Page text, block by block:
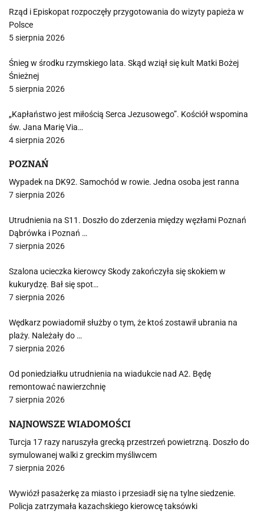
Rząd i Episkopat rozpoczęły przygotowania do wizyty papieża w
Polsce
5 sierpnia 2026
Śnieg w środku rzymskiego lata. Skąd wziął się kult Matki Bożej
Śnieżnej
5 sierpnia 2026
„Kapłaństwo jest miłością Serca Jezusowego”. Kościół wspomina
św. Jana Marię Via…
4 sierpnia 2026
POZNAŃ
Wypadek na DK92. Samochód w rowie. Jedna osoba jest ranna
7 sierpnia 2026
Utrudnienia na S11. Doszło do zderzenia między węzłami Poznań
Dąbrówka i Poznań …
7 sierpnia 2026
Szalona ucieczka kierowcy Skody zakończyła się skokiem w
kukurydzę. Bał się spot…
7 sierpnia 2026
Wędkarz powiadomił służby o tym, że ktoś zostawił ubrania na
plaży. Należały do …
7 sierpnia 2026
Od poniedziałku utrudnienia na wiadukcie nad A2. Będę
remontować nawierzchnię
7 sierpnia 2026
NAJNOWSZE WIADOMOŚCI
Turcja 17 razy naruszyła grecką przestrzeń powietrzną. Doszło do
symulowanej walki z greckim myśliwcem
7 sierpnia 2026
Wywiózł pasażerkę za miasto i przesiadł się na tylne siedzenie.
Policja zatrzymała kazachskiego kierowcę taksówki